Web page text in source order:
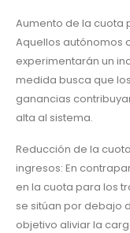
Aumento de la cuota
Aquellos autónomos
experimentarán un
medida busca que
ganancias
alta al sistema.
Reducción de la
ingresos: En
en la cuota para los
se sitúan por debajo
objetivo aliviar la